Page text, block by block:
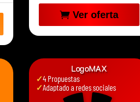
Ver oferta
LogoMAX
✓4 Propuestas
✓Adaptado a redes sociales